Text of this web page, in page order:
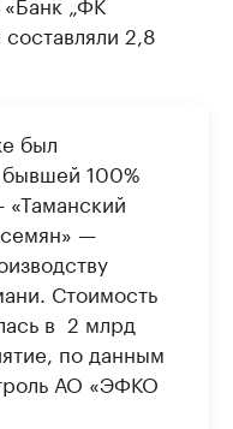
2,8
был
бывшей 100%
—
Стоимость
в ​ 2 млрд
по данным
АО «ЭФКО